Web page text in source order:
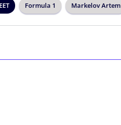
Formula 1 Markelov Artem